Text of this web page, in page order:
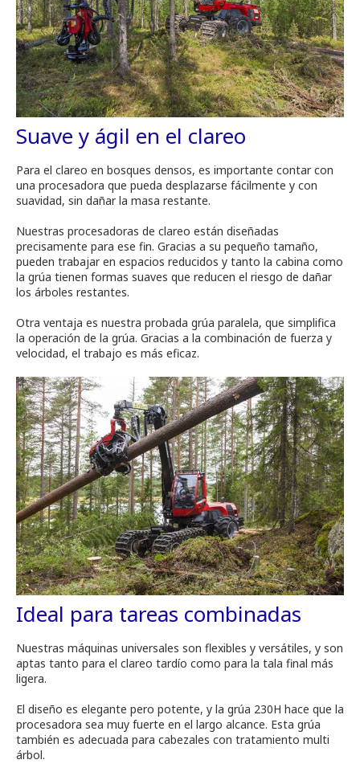
Suave y ágil en el clareo
Para el clareo en bosques densos, es importante contar con
una procesadora que pueda desplazarse fácilmente y con
suavidad, sin dañar la masa restante.
Nuestras procesadoras de clareo están diseñadas
precisamente para ese fin. Gracias a su pequeño tamaño,
pueden trabajar en espacios reducidos y tanto la cabina como
la grúa tienen formas suaves que reducen el riesgo de dañar
los árboles restantes.
Otra ventaja es nuestra probada grúa paralela, que simplifica
la operación de la grúa. Gracias a la combinación de fuerza y
velocidad, el trabajo es más eficaz.
Ideal para tareas combinadas
Nuestras máquinas universales son flexibles y versátiles, y son
aptas tanto para el clareo tardío como para la tala final más
ligera.
El diseño es elegante pero potente, y la grúa 230H hace que la
procesadora sea muy fuerte en el largo alcance. Esta grúa
también es adecuada para cabezales con tratamiento multi
árbol.